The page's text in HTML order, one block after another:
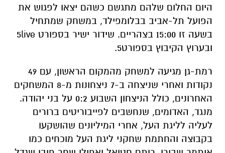
היום החלום שלהם מתגשם כשהם יצאו לפגוש את
הפועל תל-אביב בבלומפילד, במשחק שמתחיל
בשעה זו 15:00 בצהריים. שידור ישיר בספורט 5live
ובערוץ הקיבוץ בספורט5.
רמת-גן מגיעה למשחק מהמקום הראשון, עם 49
נקודות ואחרי שניצחה ב-
7 ניצחונות מ-8 המשחקים
האחרונים, כולל הניצחון השבוע 0:2 על בני יהודה.
מנגד, האדומים, שנחשבים לפייבוריטים ברורים
לעליה לליגת העל, אחרי המיליונים שהושקעו
בקבוצה והחתמת שחקני ליגת העל מוכחים כמו